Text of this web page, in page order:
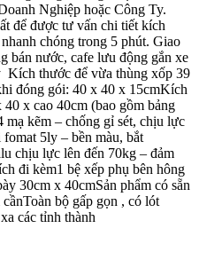
Nghiệp hoặc Công Ty.
để được tư vấn chi tiết kích
chóng trong 5 phút. Giao
bán nước, cafe lưu động gắn xe
Kích thước để vừa thùng xốp 39
đóng gói: 40 x 40 x 15cmKích
x cao 40cm (bao gồm bảng
mạ kẽm – chống gỉ sét, chịu lực
5ly – bền màu, bắt
chịu lực lên đến 70kg – đảm
đi kèm1 bệ xếp phụ bên hông
30cm x 40cmSản phẩm có sẵn
bộ gấp gọn , có lót
các tỉnh thành